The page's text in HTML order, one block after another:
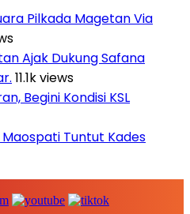
Pilkada Magetan Via
Ajak Dukung Safana
11.1k views
Begini Kondisi KSL
Tuntut Kades